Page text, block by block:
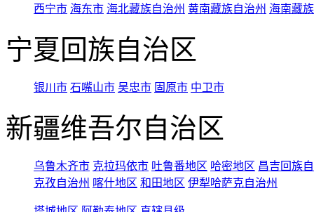
西宁市 海东市 海北藏族自治州 黄南藏族自治州 海南藏
宁夏回族自治区
银川市 石嘴山市 吴忠市 固原市 中卫市
新疆维吾尔自治区
乌鲁木齐市 克拉玛依市 吐鲁番地区 哈密地区 昌吉回族
克孜自治州 喀什地区 和田地区 伊犁哈萨克自治州